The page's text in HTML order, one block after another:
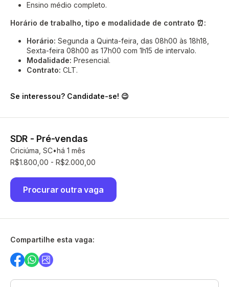
Ensino médio completo.
Horário de trabalho, tipo e modalidade de contrato ⏰:
Horário: Segunda a Quinta-feira, das 08h00 às 18h18,
Sexta-feira 08h00 as 17h00 com 1h15 de intervalo.
Modalidade: Presencial.
Contrato: CLT.
Se interessou? Candidate-se! 😉
SDR - Pré-vendas
Criciúma, SC há 1 mês
R$1.800,00 - R$2.000,00
Procurar outra vaga
Compartilhe esta vaga: